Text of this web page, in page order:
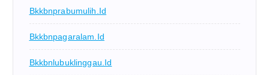
Bkkbnprabumulih.id
Bkkbnpagaralam.id
Bkkbnlubuklinggau.id